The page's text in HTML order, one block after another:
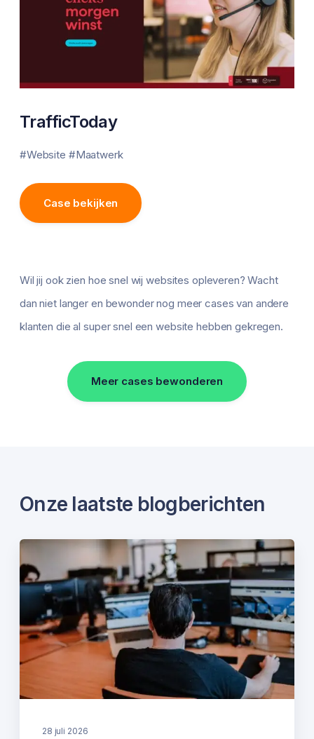
TrafficToday
#Website #Maatwerk
Case bekijken
Wil jij ook zien hoe snel wij websites opleveren? Wacht
dan niet langer en bewonder nog meer cases van andere
klanten die al super snel een website hebben gekregen.
Meer cases bewonderen
Onze laatste blogberichten
28 juli 2026